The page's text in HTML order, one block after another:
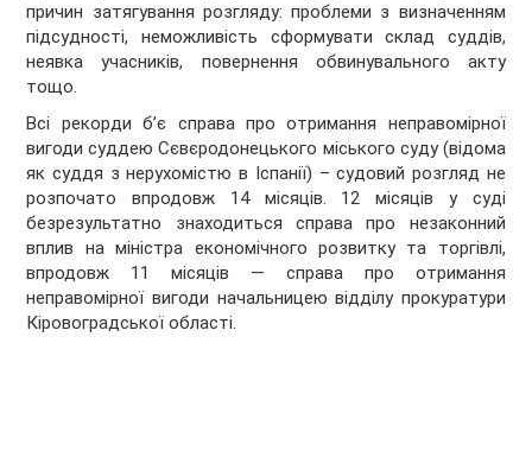
причин затягування розгляду: проблеми з визначенням
підсудності, неможливість сформувати склад суддів,
неявка учасників, повернення обвинувального акту
тощо.
Всі рекорди б’є справа про отримання неправомірної
вигоди суддею Сєвєродонецького міського суду (відома
як суддя з нерухомістю в Іспанії) – судовий розгляд не
розпочато впродовж 14 місяців. 12 місяців у суді
безрезультатно знаходиться справа про незаконний
вплив на міністра економічного розвитку та торгівлі,
впродовж 11 місяців — справа про отримання
неправомірної вигоди начальницею відділу прокуратури
Кіровоградської області.